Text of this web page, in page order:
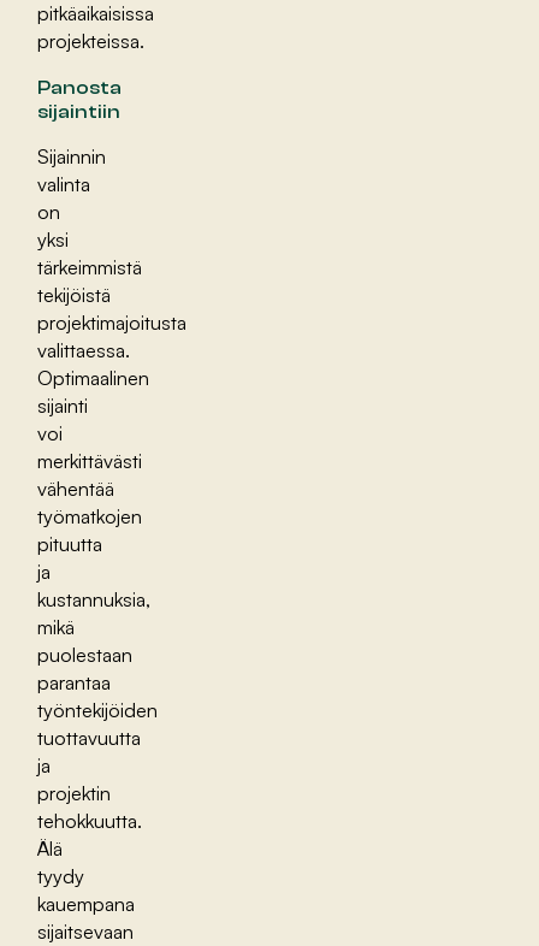
pitkäaikaisissa
projekteissa.
Panosta
sijaintiin
Sijainnin
valinta
on
yksi
tärkeimmistä
tekijöistä
projektimajoitusta
valittaessa.
Optimaalinen
sijainti
voi
merkittävästi
vähentää
työmatkojen
pituutta
ja
kustannuksia,
mikä
puolestaan
parantaa
työntekijöiden
tuottavuutta
ja
projektin
tehokkuutta.
Älä
tyydy
kauempana
sijaitsevaan